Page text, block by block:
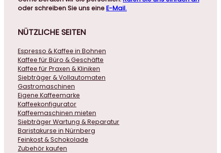
oder schreiben Sie uns eineE-Mail.
NÜTZLICHE SEITEN
Espresso & Kaffee in Bohnen
Kaffee für Büro & Geschäfte
Kaffee für Praxen & Kliniken
Siebträger & Vollautomaten
Gastromaschinen
Eigene Kaffeemarke
Kaffeekonfigurator
Kaffeemaschinen mieten
Siebträger Wartung & Reparatur
Baristakurse in Nürnberg
Feinkost & Schokolade
Zubehör kaufen